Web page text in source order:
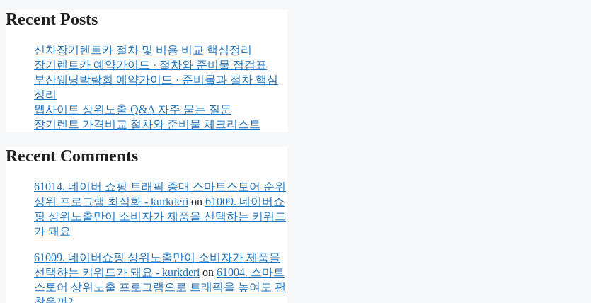
Recent Posts
신차장기렌트카 절차 및 비용 비교 핵심정리
장기렌트카 예약가이드 · 절차와 준비물 점검표
부산웨딩박람회 예약가이드 · 준비물과 절차 핵심
정리
웹사이트 상위노출 Q&A 자주 묻는 질문
장기렌트 가격비교 절차와 준비물 체크리스트
Recent Comments
61014. 네이버 쇼핑 트래픽 증대 스마트스토어 순위
상위 프로그램 최적화 - kurkderi on 61009. 네이버쇼
핑 상위노출만이 소비자가 제품을 선택하는 키워드
가 돼요
61009. 네이버쇼핑 상위노출만이 소비자가 제품을
선택하는 키워드가 돼요 - kurkderi on 61004. 스마트
스토어 상위노출 프로그램으로 트래픽을 높여도 괜